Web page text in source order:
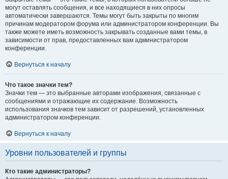
могут оставлять сообщения, и все находящиеся в них опросы
автоматически завершаются. Темы могут быть закрыты по многим
причинам модератором форума или администратором конференции. Вы
также можете иметь возможность закрывать созданные вами темы, в
зависимости от прав, предоставленных вам администратором
конференции.
Вернуться к началу
Что такое значки тем?
Значки тем — это выбранные авторами изображения, связанные с
сообщениями и отражающие их содержание. Возможность
использования значков тем зависит от разрешений, установленных
администратором конференции.
Вернуться к началу
Уровни пользователей и группы
Кто такие администраторы?